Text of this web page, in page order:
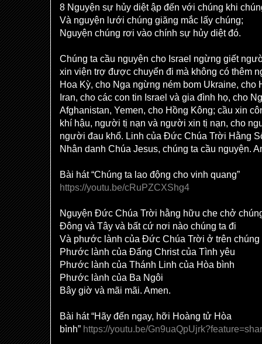
8 Nguyện sự hủy diệt ập đến với chúng khi
Và nguyện lưới chúng giăng mắc lấy chúng;
Nguyện chúng rơi vào chính sự hủy diệt đó.
Chúng ta cầu nguyện cho Israel ngừng giết
xin viện trợ được chuyển đi mà không có thêm
Hoa Kỳ, cho Nga ngừng ném bom Ukraine, cho
Iran, cho các con tin Israel và gia đình họ, cho
Afghanistan, Yemen, cho Hồng Kông; cầu xin
khí hậu, người tị nạn và người xin tị nạn, cho
người đau khổ. Linh của Đức Chúa Trời Hằng
Nhân danh Chúa Jesus, chúng ta cầu nguyện.
Bài hát “Chúng ta lao động cho vinh quang”
https://youtu.be/cRuPZCXShg4
Nguyện Đức Chúa Trời hằng hữu che chở
Đông và Tây và bất cứ nơi nào chúng ta đi
Và phước lành của Đức Chúa Trời ở trên chúng
Phước lành của Đấng Christ của Tình yêu
Phước lành của Thánh Linh của Hòa bình
Phước lành của Ba Ngôi
Bây giờ và mãi mãi. Amen.
Bài hát “Hãy đến ngay, hỡi Hoàng tử Hòa
bình” https://youtu.be/